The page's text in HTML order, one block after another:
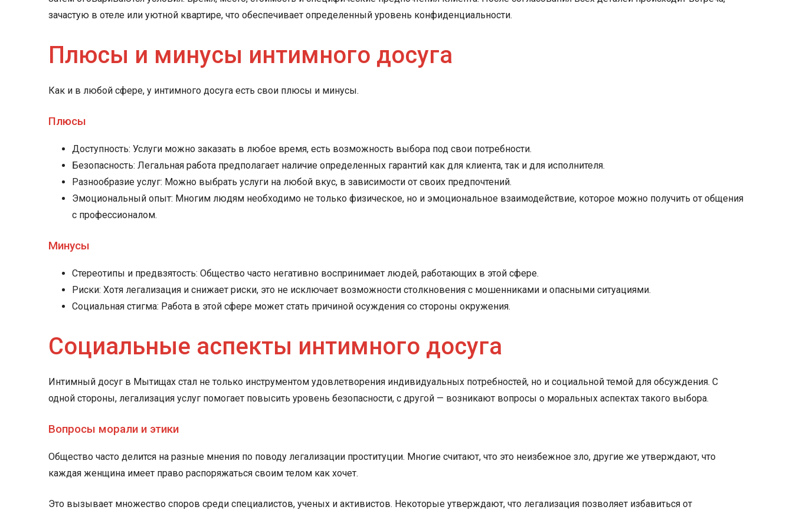
зачастую в отеле или уютной квартире, что обеспечивает определенный уровень конфиденциальности.
Плюсы и минусы интимного досуга
Как и в любой сфере, у интимного досуга есть свои плюсы и минусы.
Плюсы
Доступность: Услуги можно заказать в любое время, есть возможность выбора под свои потребности.
Безопасность: Легальная работа предполагает наличие определенных гарантий как для клиента, так и для исполнителя.
Разнообразие услуг: Можно выбрать услуги на любой вкус, в зависимости от своих предпочтений.
Эмоциональный опыт: Многим людям необходимо не только физическое, но и эмоциональное взаимодействие, которое можно получить от общения
с профессионалом.
Минусы
Стереотипы и предвзятость: Общество часто негативно воспринимает людей, работающих в этой сфере.
Риски: Хотя легализация и снижает риски, это не исключает возможности столкновения с мошенниками и опасными ситуациями.
Социальная стигма: Работа в этой сфере может стать причиной осуждения со стороны окружения.
Социальные аспекты интимного досуга
Интимный досуг в Мытищах стал не только инструментом удовлетворения индивидуальных потребностей, но и социальной темой для обсуждения. С
одной стороны, легализация услуг помогает повысить уровень безопасности, с другой — возникают вопросы о моральных аспектах такого выбора.
Вопросы морали и этики
Общество часто делится на разные мнения по поводу легализации проституции. Многие считают, что это неизбежное зло, другие же утверждают, что
каждая женщина имеет право распоряжаться своим телом как хочет.
Это вызывает множество споров среди специалистов, ученых и активистов. Некоторые утверждают, что легализация позволяет избавиться от